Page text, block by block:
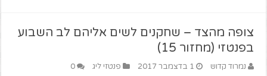
צופה מהצד – שחקנים לשים אליהם לב השבוע
בפנטזי (מחזור 15)
נמרוד קדוש 1 בדצמבר 2017 פנטזי ליג 0